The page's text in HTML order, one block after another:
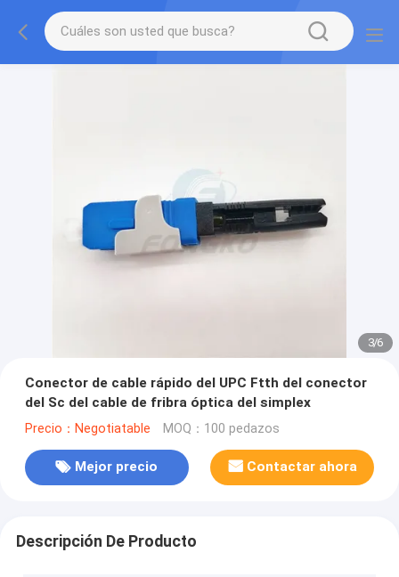
3/6
Conector de cable rápido del UPC Ftth del conector
del Sc del cable de fribra óptica del simplex
Precio：Negotiatable MOQ：100 pedazos
Mejor precio Contactar ahora
Descripción De Producto